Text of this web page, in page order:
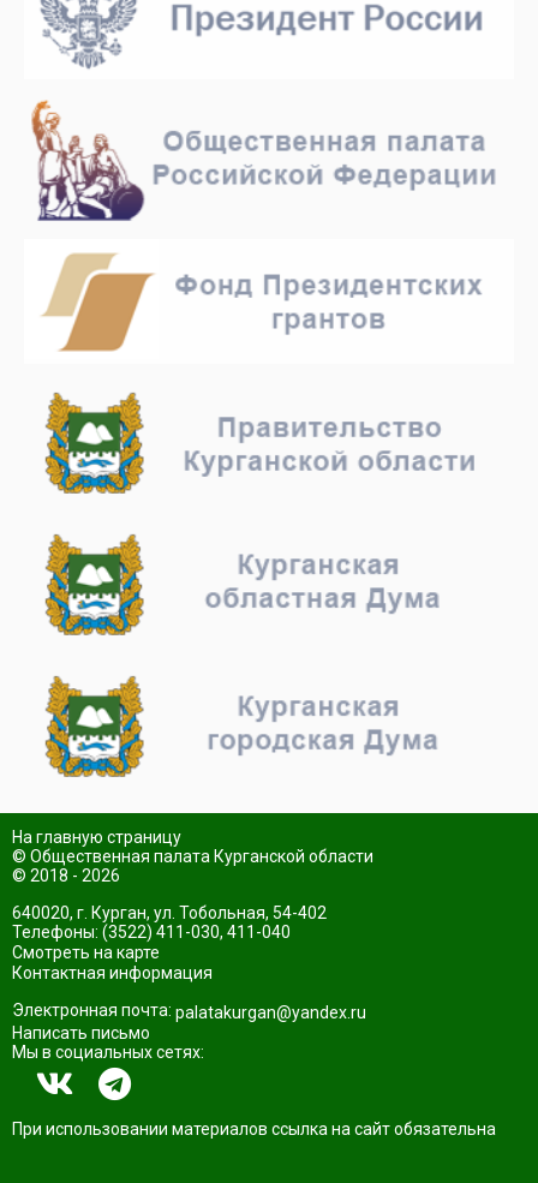
На главную страницу
© Общественная палата Курганской области
© 2018 - 2026
640020, г. Курган, ул. Тобольная, 54-402
Телефоны: (3522) 411-030, 411-040
Смотреть на карте
Контактная информация
Электронная почта: palatakurgan@yandex.ru
Написать письмо
Мы в социальных сетях:
При использовании материалов ссылка на сайт обязательна